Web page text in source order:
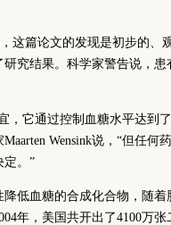
这篇论文的发现是初步的、
究结果。科学家警告说，
，它通过控制血糖水平达到
Wensink说，“但任何
定。”
低血糖的合成化合物，随
年，美国共开出了4100万